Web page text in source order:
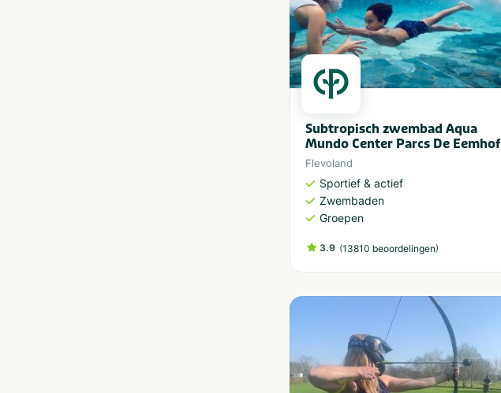
Subtropisch zwembad Aqua
Mundo Center Parcs De Eemhof
Flevoland
Sportief & actief
Zwembaden
Groepen
3.9 (13810 beoordelingen)